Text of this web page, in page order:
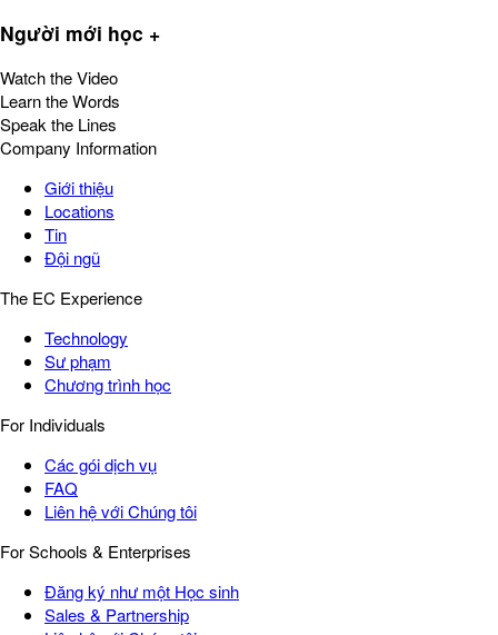
Người mới học +
Watch the Video
Learn the Words
Speak the Lines
Company Information
Giới thiệu
Locations
Tin
Đội ngũ
The EC Experience
Technology
Sư phạm
Chương trình học
For Individuals
Các gói dịch vụ
FAQ
Liên hệ với Chúng tôi
For Schools & Enterprises
Đăng ký như một Học sinh
Sales & Partnership